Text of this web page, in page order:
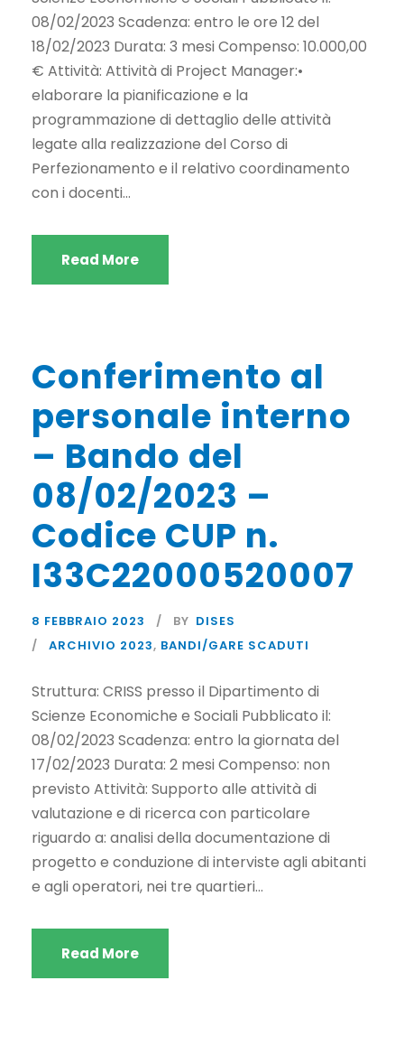
08/02/2023 Scadenza: entro le ore 12 del
18/02/2023 Durata: 3 mesi Compenso: 10.000,00
€ Attività: Attività di Project Manager:•
elaborare la pianificazione e la
programmazione di dettaglio delle attività
legate alla realizzazione del Corso di
Perfezionamento e il relativo coordinamento
con i docenti...
Read More
Conferimento al
personale interno
– Bando del
08/02/2023 –
Codice CUP n.
I33C22000520007
8 FEBBRAIO 2023 BY DISES
ARCHIVIO 2023, BANDI/GARE SCADUTI
Struttura: CRISS presso il Dipartimento di
Scienze Economiche e Sociali Pubblicato il:
08/02/2023 Scadenza: entro la giornata del
17/02/2023 Durata: 2 mesi Compenso: non
previsto Attività: Supporto alle attività di
valutazione e di ricerca con particolare
riguardo a: analisi della documentazione di
progetto e conduzione di interviste agli abitanti
e agli operatori, nei tre quartieri...
Read More